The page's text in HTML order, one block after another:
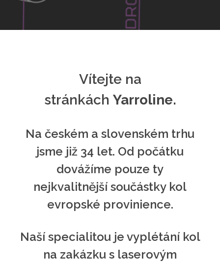
Vítejte na
stránkách Yarroline.
Na českém a slovenském trhu
jsme již 34 let. Od počátku
dovážíme pouze ty
nejkvalitnější součástky kol
evropské provinience.
Naší specialitou je vyplétání kol
na zakázku s laserovým